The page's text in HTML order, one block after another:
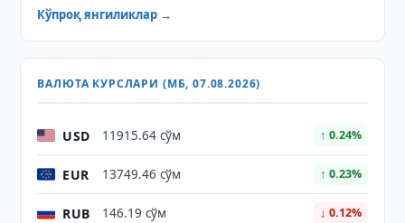
Кўпроқ янгиликлар →
ВАЛЮТА КУРСЛАРИ (МБ, 07.08.2026)
USD 11915.64 сўм ↑ 0.24%
EUR 13749.46 сўм ↑ 0.23%
RUB 146.19 сўм ↓ 0.12%